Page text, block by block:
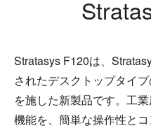
Stratasys F120は、
されたデスクトップタイ
を施した新製品です。工
機能を、簡単な操作性と